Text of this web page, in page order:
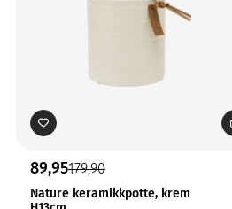
89,95179,90
Nature keramikkpotte, krem